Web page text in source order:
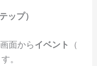
ップ）
面からイベント （
。